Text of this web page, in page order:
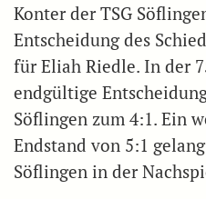
Konter der TSG
Entscheidung des
für Eliah Riedle. In der
endgültige
Söflingen zum 4:1. Ein
Endstand von 5:1
Söflingen in der